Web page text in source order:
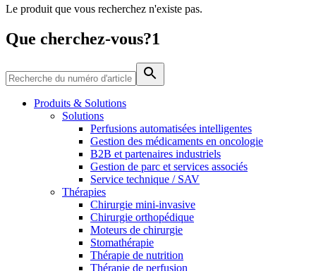
Catalogue de produits
Trouvez le produit que vous recherchez. Visitez le catalogue
de produits B. Braun avec notre portefeuille complet.
Média
Contactez-nous
Pôle d’innovation
Stimulons ensemble l’innovation dans la technologie
Le produit que vous recherchez n'existe pas.
Que cherchez-vous?1
Produits & Solutions
Solutions
Perfusions automatisées intelligentes
Gestion des médicaments en oncologie
B2B et partenaires industriels
Gestion de parc et services associés
Service technique / SAV
Thérapies
Chirurgie mini-invasive
Chirurgie orthopédique
Moteurs de chirurgie
Stomathérapie
Thérapie de nutrition
Thérapie de perfusion